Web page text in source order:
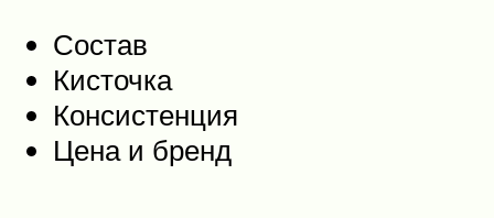
Состав
Кисточка
Консистенция
Цена и бренд